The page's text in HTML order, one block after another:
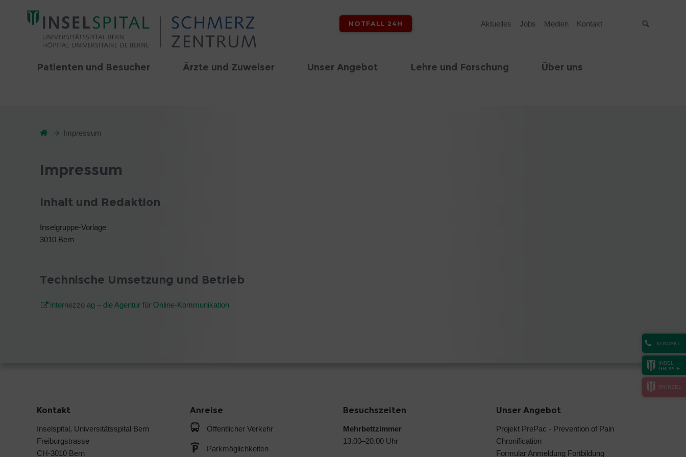
NOTFALL 24H Aktuelles Jobs Medien Kontakt
Patienten und Besucher Ärzte und Zuweiser Unser Angebot Lehre und Forschung Über uns
KONTAKT
INSEL
GRUPPE
MYINSEL
Impressum
Impressum
Inhalt und Redaktion
Inselgruppe-Vorlage
3010 Bern
Technische Umsetzung und Betrieb
internezzo ag – die Agentur für Online-Kommunikation
Kontakt
Inselspital, Universitätsspital Bern
Freiburgstrasse
CH-3010 Bern
Anreise
Öffentlicher Verkehr
Parkmöglichkeiten
Besuchszeiten
Mehrbettzimmer
13.00–20.00 Uhr
Unser Angebot
Projekt PrePac - Prevention of Pain
Chronification
Formular Anmeldung Fortbildung